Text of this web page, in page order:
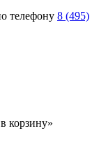
телефону 8 (495)
корзину»